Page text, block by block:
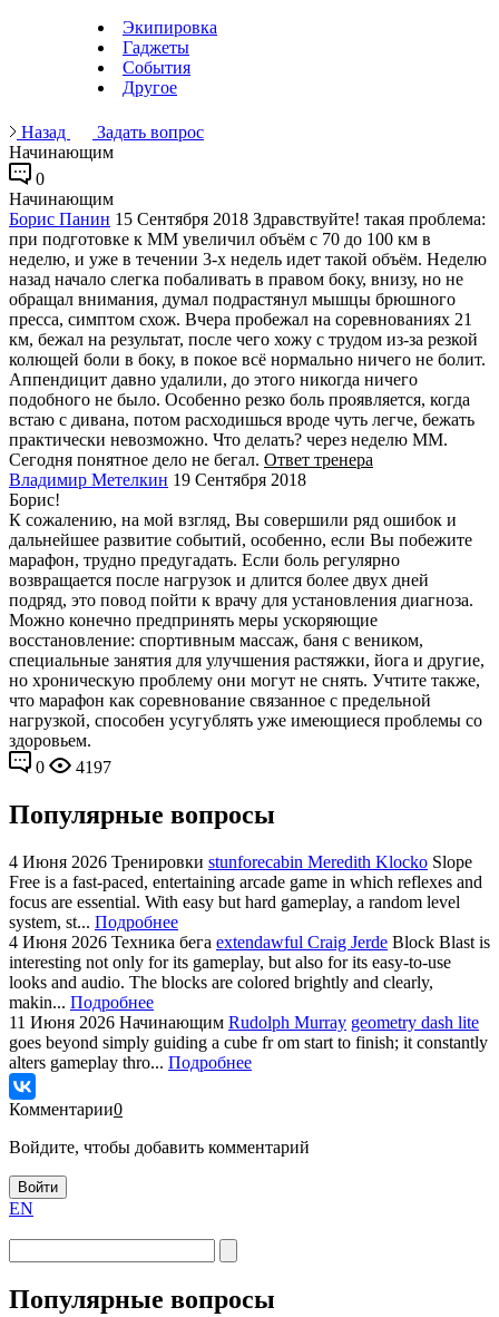
Экипировка
Гаджеты
События
Другое
Назад
Задать вопрос
Начинающим
0
Начинающим
Борис Панин 15 Сентября 2018 Здравствуйте! такая проблема:
при подготовке к ММ увеличил объём с 70 до 100 км в
неделю, и уже в течении 3-х недель идет такой объём. Неделю
назад начало слегка побаливать в правом боку, внизу, но не
обращал внимания, думал подрастянул мышцы брюшного
пресса, симптом схож. Вчера пробежал на соревнованиях 21
км, бежал на результат, после чего хожу с трудом из-за резкой
колющей боли в боку, в покое всё нормально ничего не болит.
Аппендицит давно удалили, до этого никогда ничего
подобного не было. Особенно резко боль проявляется, когда
встаю с дивана, потом расходишься вроде чуть легче, бежать
практически невозможно. Что делать? через неделю ММ.
Сегодня понятное дело не бегал. Ответ тренера
Владимир Метелкин 19 Сентября 2018
Борис!
К сожалению, на мой взгляд, Вы совершили ряд ошибок и
дальнейшее развитие событий, особенно, если Вы побежите
марафон, трудно предугадать. Если боль регулярно
возвращается после нагрузок и длится более двух дней
подряд, это повод пойти к врачу для установления диагноза.
Можно конечно предпринять меры ускоряющие
восстановление: спортивным массаж, баня с веником,
специальные занятия для улучшения растяжки, йога и другие,
но хроническую проблему они могут не снять. Учтите также,
что марафон как соревнование связанное с предельной
нагрузкой, способен усугублять уже имеющиеся проблемы со
здоровьем.
0
4197
Популярные вопросы
4 Июня 2026 Тренировки stunforecabin Meredith Klocko Slope
Free is a fast-paced, entertaining arcade game in which reflexes and
focus are essential. With easy but hard gameplay, a random level
system, st... Подробнее
4 Июня 2026 Техника бега extendawful Craig Jerde Block Blast is
interesting not only for its gameplay, but also for its easy-to-use
looks and audio. The blocks are colored brightly and clearly,
makin... Подробнее
11 Июня 2026 Начинающим Rudolph Murray geometry dash lite
goes beyond simply guiding a cube fr om start to finish; it constantly
alters gameplay thro... Подробнее
Комментарии0
Войдите, чтобы добавить комментарий
Войти
EN
Популярные вопросы